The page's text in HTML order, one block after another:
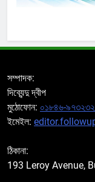
সম্পাদক:
দিব্যেন্দু দ্বীপ
মুঠোফোন: ০১৮৪৬-৯৭৩২৩২
ইমেইল:
ঠিকানা:
193 Leroy Avenue,